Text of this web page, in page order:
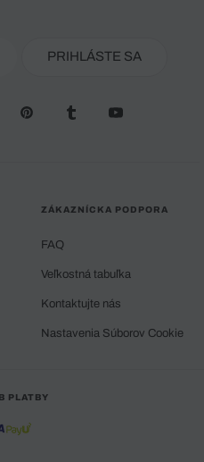
PRIHLÁSTE SA
ZÁKAZNÍCKA PODPORA
FAQ
Veľkostná tabuľka
Kontaktujte nás
Nastavenia Súborov Cookie
PLATBY